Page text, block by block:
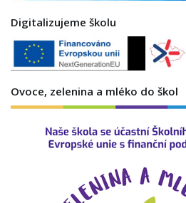
Digitalizujeme školu
Ovoce, zelenina a mléko do škol